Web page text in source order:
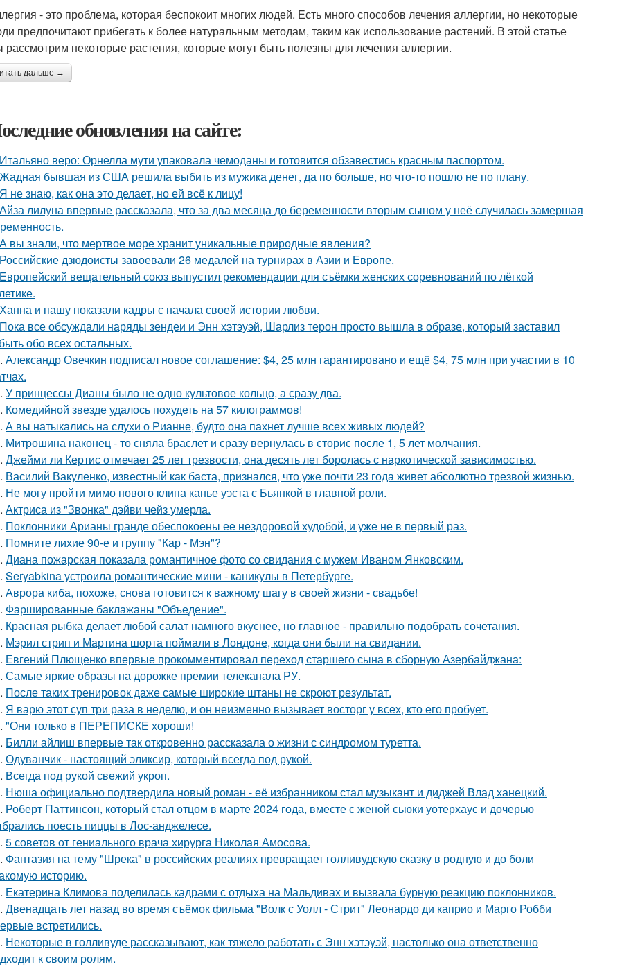
- это проблема, которая беспокоит многих людей. Есть много способов лечения аллергии, но некоторые
предпочитают прибегать к более натуральным методам, таким как использование растений. В этой статье
рассмотрим некоторые растения, которые могут быть полезны для лечения аллергии.
дальше →
обновления на сайте:
Итальяно веро: Орнелла мути упаковала чемоданы и готовится обзавестись красным паспортом.
Жадная бывшая из США решила выбить из мужика денег, да по больше, но что-то пошло не по плану.
Я не знаю, как она это делает, но ей всё к лицу!
Айза лилуна впервые рассказала, что за два месяца до беременности вторым сыном у неё случилась замершая
А вы знали, что мертвое море хранит уникальные природные явления?
Российские дзюдоисты завоевали 26 медалей на турнирах в Азии и Европе.
Европейский вещательный союз выпустил рекомендации для съёмки женских соревнований по лёгкой
Ханна и пашу показали кадры с начала своей истории любви.
Пока все обсуждали наряды зендеи и Энн хэтэуэй, Шарлиз терон просто вышла в образе, который заставил
обо всех остальных.
Александр Овечкин подписал новое соглашение: $4, 25 млн гарантировано и ещё $4, 75 млн при участии в 10
У принцессы Дианы было не одно культовое кольцо, а сразу два.
Комедийной звезде удалось похудеть на 57 килограммов!
А вы натыкались на слухи о Рианне, будто она пахнет лучше всех живых людей?
Митрошина наконец - то сняла браслет и сразу вернулась в сторис после 1, 5 лет молчания.
Джейми ли Кертис отмечает 25 лет трезвости, она десять лет боролась с наркотической зависимостью.
Василий Вакуленко, известный как баста, признался, что уже почти 23 года живет абсолютно трезвой жизнью.
Не могу пройти мимо нового клипа канье уэста с Бьянкой в главной роли.
Актриса из "Звонка" дэйви чейз умерла.
Поклонники Арианы гранде обеспокоены ее нездоровой худобой, и уже не в первый раз.
Помните лихие 90-е и группу "Кар - Мэн"?
Диана пожарская показала романтичное фото со свидания с мужем Иваном Янковским.
Seryabkina устроила романтические мини - каникулы в Петербурге.
Аврора киба, похоже, снова готовится к важному шагу в своей жизни - свадьбе!
Фаршированные баклажаны "Объедение".
Красная рыбка делает любой салат намного вкуснее, но главное - правильно подобрать сочетания.
Мэрил стрип и Мартина шорта поймали в Лондоне, когда они были на свидании.
Евгений Плющенко впервые прокомментировал переход старшего сына в сборную Азербайджана:
Самые яркие образы на дорожке премии телеканала РУ.
После таких тренировок даже самые широкие штаны не скроют результат.
Я варю этот суп три раза в неделю, и он неизменно вызывает восторг у всех, кто его пробует.
"Они только в ПЕРЕПИСКЕ хороши!
Билли айлиш впервые так откровенно рассказала о жизни с синдромом туретта.
Одуванчик - настоящий эликсир, который всегда под рукой.
Всегда под рукой свежий укроп.
Нюша официально подтвердила новый роман - её избранником стал музыкант и диджей Влад ханецкий.
Роберт Паттинсон, который стал отцом в марте 2024 года, вместе с женой сьюки уотерхаус и дочерью
поесть пиццы в Лос-анджелесе.
5 советов от гениального врача хирурга Николая Амосова.
Фантазия на тему "Шрека" в российских реалиях превращает голливудскую сказку в родную и до боли
историю.
Екатерина Климова поделилась кадрами с отдыха на Мальдивах и вызвала бурную реакцию поклонников.
Двенадцать лет назад во время съёмок фильма "Волк с Уолл - Стрит" Леонардо ди каприо и Марго Робби
встретились.
Некоторые в голливуде рассказывают, как тяжело работать с Энн хэтэуэй, настолько она ответственно
к своим ролям.